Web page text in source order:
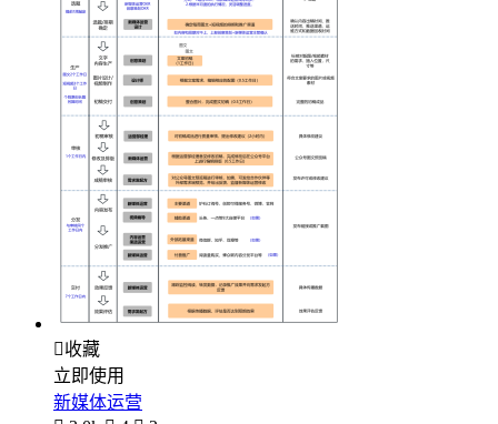
收藏
立即使用
新媒体运营